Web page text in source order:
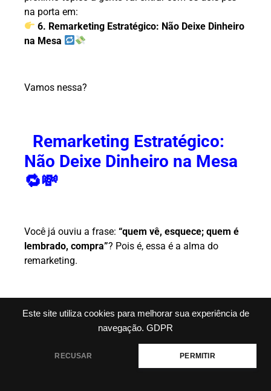
Este site utiliza cookies para melhorar sua experiência de
navegação. GDPR
RECUSAR PERMITIR
na porta em:
6. Remarketing Estratégico: Não Deixe Dinheiro
na Mesa
Vamos nessa?
Remarketing Estratégico:
Não Deixe Dinheiro na Mesa
🔁💸
Você já ouviu a frase: “quem vê, esquece; quem é
lembrado, compra”? Pois é, essa é a alma do
remarketing.
o produto, quase clica… mas sai porque o cachorro
latiu, a internet caiu ou simplesmente porque
esqueceu. Isso acontece o tempo todo. A boa